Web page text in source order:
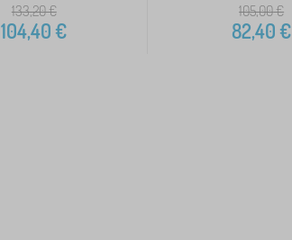
133,20€
104,40€
105,00€
82,40€